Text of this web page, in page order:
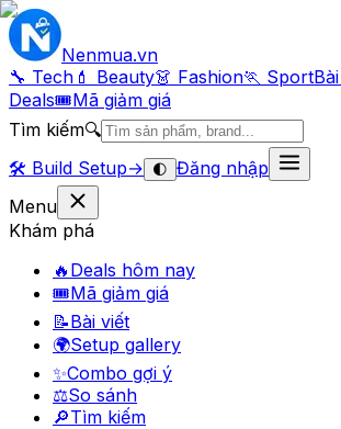
Nenmua.vn
🔧 Tech 💄 Beauty👗 Fashion🏃 Sport
Deals🎟Mã giảm giá
Tìm kiếm🔍
🛠️ Build Setup→ 🌓 Đăng nhập
Menu
Khám phá
🔥 Deals hôm nay
🎟Mã giảm giá
📝Bài viết
🌍Setup gallery
✨Combo gợi ý
⚖️So sánh
🔎Tìm kiếm